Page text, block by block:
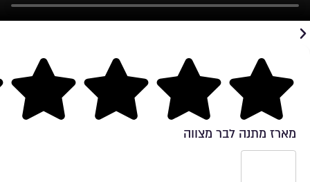
Rating 5 out of 5
מארז מתנה לבר מצווה